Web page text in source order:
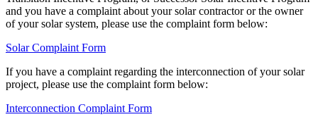
and you have a complaint about your solar contractor or the owner
of your solar system, please use the complaint form below:​​​​‌ ‍ ​‍​‍‌‍ ‌ ​‍‌‍‍‌‌‍‌ ‌‍‍‌‌‍ ‍​‍​‍​ ‍‍​‍​‍‌ ​ ‌‍​‌‌‍ ‍‌‍‍‌‌ ‌​‌ ‍‌​‍ ‍‌‍‍‌‌‍ ​‍​‍​‍ ​​‍​‍‌‍‍​‌ ​‍‌‍‌‌‌‍‌‍​‍​‍​ ‍‍​‍​‍‌‍‍​‌ ‌​‌ ‌​‌ ​​​ ‍‍​‍ ​‍ ‌‍ ​‌‍ ‌‍​ ‌‍​‌‌‍ ​‌‍‍​‌‍ ‌ ​ ‌ ‌​​ ‍‍​ ​ ​ ​ ​ ​ ​ ​ ​‍ ‌‍‍‌‌‍ ‍‌ ‌​‌‍‌‌‌‍ ‍‌ ‌​​‍ ‌‍‌‌‌‍‌​‌‍‍‌‌ ‌​​‍ ‌‍ ‌‌‍ ‌‍‌​‌‍‌‌​ ‌‌ ​​‌ ​‍‌‍‌‌‌ ​ ‌‍‌‌‌‍ ‍‌ ‌​‌‍​‌‌ ‌​‌‍‍‌‌‍ ‌‍ ‍​ ‍ ‌‍‍‌‌‍‌​​ ‌‌‍​‍‌‍​‌‌‍​‍‌‍‌‍​ ‌‍‌‍‌‍‌‍​ ​ ‌​​‍ ‌‌‍‌​‌‍​‌‌‍​‍​ ​‌​‍ ‌​ ‌​‌‍‌‌‌‍‌‌‌‍​ ​‍ ‌​ ‍‌​ ‍‌‌‍​‍​ ​​​‍ ‌​ ​​‌‍​‍​ ​ ​ ‌‍‌‍‌​‌‍​‍​ ‌ ​ ‌ ​ ​ ​ ​​​ ‍‌​ ​ ​ ‍ ‌ ‌​‌ ‍‌‌ ​​‌‍‌‌​ ‌‌‍‍​‌‍‌‌‌‍ ​‌ ​​‌‌‌​‌‍ ‌ ​​‌‍‍‌‌‍​ ​ ‍ ‌ ​​‌‍​‌‌ ‌​‌‍‍​​ ‌‌‍​ ‌‍ ‌‍ ‍‌ ‌​‌‍‌‌‌‍ ‍‌ ‌​​‍‌‌​ ‌‌‌​​‍‌‌ ‌‍‍ ‌‍‌‌‌ ‍‌​‍‌‌​ ​ ‌​‌​​‍‌‌​ ​ ‌​‌​​‍‌‌​ ​‍​ ​‍​ ​ ​ ‌​‌‍​ ​ ​‍​ ‌​‌‍‌‍‌‍​ ‌‍​ ​ ‌‌​ ‍‌​ ​‌‌‍​‍​‍‌‌​ ​‍​ ​‍​‍‌‌​ ‌‌‌​‌​​‍ ‍‌‍​ ‌‍‍​‌‍‍‌‌‍ ​‌‍‌​‌ ​‍‌‍‌‌‌‍ ‍​‍‌‌​ ‌‌‌​​‍‌‌ ‌‍‍ ‌‍‌‌‌ ‍‌​‍‌‌​ ​ ‌​‌​​‍‌‌​ ​ ‌​‌​​‍‌‌​ ​‍​ ​‍‌‍​‌‌‍‌‍‌‍​‍‌‍‌​​ ‍​‌‍​‍​ ‍‌​ ‌ ​ ‍​​ ​​​ ​‌​ ‌​​‍‌‌​ ​‍​ ​‍​‍‌‌​ ‌‌‌​‌​​‍ ‍‌ ‌​‌‍‌‌‌ ‍​‌ ‌​​ ‌‍​‍‌‍​‌‌ ​ ‌‍‌‌‌‌‌‌‌ ​‍‌‍ ​​ ‌‌‍‍​‌ ‌​‌ ‌​‌ ​​​‍‌‌​ ​ ‌​​‌​‍‌‌​ ​‍‌​‌‍​‍‌‌​ ​‍‌​‌‍‌‍ ​‌‍ ‌‍​ ‌‍​‌‌‍ ​‌‍‍​‌‍ ‌ ​ ‌ ‌​​‍‌‌​ ​ ‌​​‌​ ​ ​ ​ ​ ​ ​ ​ ​‍‌‍‌‍‍‌‌‍‌​​ ‌‌‍​‍‌‍​‌‌‍​‍‌‍‌‍​ ‌‍‌‍‌‍‌‍​ ​ ‌​​‍ ‌‌‍‌​‌‍​‌‌‍​‍​ ​‌​‍ ‌​ ‌​‌‍‌‌‌‍‌‌‌‍​ ​‍ ‌​ ‍‌​ ‍‌‌‍​‍​ ​​​‍ ‌​ ​​‌‍​‍​ ​ ​ ‌‍‌‍‌​‌‍​‍​ ‌ ​ ‌ ​ ​ ​ ​​​ ‍‌​ ​ ​‍‌‍‌ ‌​‌ ‍‌‌ ​​‌‍‌‌​ ‌‌‍‍​‌‍‌‌‌‍ ​‌ ​​‌‌‌​‌‍ ‌ ​​‌‍‍‌‌‍​ ​‍‌‍‌ ​​‌‍​‌‌ ‌​‌‍‍​​ ‌‌‍​ ‌‍ ‌‍ ‍‌ ‌​‌‍‌‌‌‍ ‍‌ ‌​​‍‌‌​ ‌‌‌​​‍‌‌ ‌‍‍ ‌‍‌‌‌ ‍‌​‍‌‌​ ​ ‌​‌​​‍‌‌​ ​ ‌​‌​​‍‌‌​ ​‍​ ​‍​ ​ ​ ‌​‌‍​ ​ ​‍​ ‌​‌‍‌‍‌‍​ ‌‍​ ​ ‌‌​ ‍‌​ ​‌‌‍​‍​‍‌‌​ ​‍​ ​‍​‍‌‌​ ‌‌‌​‌​​‍ ‍‌‍​ ‌‍‍​‌‍‍‌‌‍ ​‌‍‌​‌ ​‍‌‍‌‌‌‍ ‍​‍‌‌​ ‌‌‌​​‍‌‌ ‌‍‍ ‌‍‌‌‌ ‍‌​‍‌‌​ ​ ‌​‌​​‍‌‌​ ​ ‌​‌​​‍‌‌​ ​‍​ ​‍‌‍​‌‌‍‌‍‌‍​‍‌‍‌​​ ‍​‌‍​‍​ ‍‌​ ‌ ​ ‍​​ ​​​ ​‌​ ‌​​‍‌‌​ ​‍​ ​‍​‍‌‌​ ‌‌‌​‌​​‍ ‍‌ ‌​‌‍‌‌‌ ‍​‌ ‌​​‍‌‍‌ ​​‌‍‌‌‌ ​‍‌ ​ ‌ ​​‌‍‌‌‌‍​ ‌ ‌​‌‍‍‌‌ ‌‍‌‍‌‌​ ‌‌ ​​‌ ‌‌‌‍​‍‌‍ ​‌‍‍‌‌ ​ ‌‍‍​‌‍‌‌‌‍‌​​‍​‍‌ ‌
Solar Complaint Form​​​​‌ ‍ ​‍​‍‌‍ ‌ ​‍‌‍‍‌‌‍‌ ‌‍‍‌‌‍ ‍​‍​‍​ ‍‍​‍​‍‌ ​ ‌‍​‌‌‍ ‍‌‍‍‌‌ ‌​‌ ‍‌​‍ ‍‌‍‍‌‌‍ ​‍​‍​‍ ​​‍​‍‌‍‍​‌ ​‍‌‍‌‌‌‍‌‍​‍​‍​ ‍‍​‍​‍‌‍‍​‌ ‌​‌ ‌​‌ ​​​ ‍‍​‍ ​‍ ‌‍ ​‌‍ ‌‍​ ‌‍​‌‌‍ ​‌‍‍​‌‍ ‌ ​ ‌ ‌​​ ‍‍​ ​ ​ ​ ​ ​ ​ ​ ​‍ ‌‍‍‌‌‍ ‍‌ ‌​‌‍‌‌‌‍ ‍‌ ‌​​‍ ‌‍‌‌‌‍‌​‌‍‍‌‌ ‌​​‍ ‌‍ ‌‌‍ ‌‍‌​‌‍‌‌​ ‌‌ ​​‌ ​‍‌‍‌‌‌ ​ ‌‍‌‌‌‍ ‍‌ ‌​‌‍​‌‌ ‌​‌‍‍‌‌‍ ‌‍ ‍​ ‍ ‌‍‍‌‌‍‌​​ ‌‌‍​‍‌‍​‌‌‍​‍‌‍‌‍​ ‌‍‌‍‌‍‌‍​ ​ ‌​​‍ ‌‌‍‌​‌‍​‌‌‍​‍​ ​‌​‍ ‌​ ‌​‌‍‌‌‌‍‌‌‌‍​ ​‍ ‌​ ‍‌​ ‍‌‌‍​‍​ ​​​‍ ‌​ ​​‌‍​‍​ ​ ​ ‌‍‌‍‌​‌‍​‍​ ‌ ​ ‌ ​ ​ ​ ​​​ ‍‌​ ​ ​ ‍ ‌ ‌​‌ ‍‌‌ ​​‌‍‌‌​ ‌‌‍‍​‌‍‌‌‌‍ ​‌ ​​‌‌‌​‌‍ ‌ ​​‌‍‍‌‌‍​ ​ ‍ ‌ ​​‌‍​‌‌ ‌​‌‍‍​​ ‌‌‍​ ‌‍ ‌‍ ‍‌ ‌​‌‍‌‌‌‍ ‍‌ ‌​​‍‌‌​ ‌‌‌​​‍‌‌ ‌‍‍ ‌‍‌‌‌ ‍‌​‍‌‌​ ​ ‌​‌​​‍‌‌​ ​ ‌​‌​​‍‌‌​ ​‍​ ​‍​ ‌‍​ ​‌​ ‌‌​ ‌ ​ ‍​‌‍​‌​ ‌ ​ ​​‌‍‌‌‌‍​‍​ ​​‌‍​‍​‍‌‌​ ​‍​ ​‍​‍‌‌​ ‌‌‌​‌​​‍ ‍‌ ‌​‌‍‌‌‌ ‍​‌ ‌​​ ‌‍​‍‌‍​‌‌ ​ ‌‍‌‌‌‌‌‌‌ ​‍‌‍ ​​ ‌‌‍‍​‌ ‌​‌ ‌​‌ ​​​‍‌‌​ ​ ‌​​‌​‍‌‌​ ​‍‌​‌‍​‍‌‌​ ​‍‌​‌‍‌‍ ​‌‍ ‌‍​ ‌‍​‌‌‍ ​‌‍‍​‌‍ ‌ ​ ‌ ‌​​‍‌‌​ ​ ‌​​‌​ ​ ​ ​ ​ ​ ​ ​ ​‍‌‍‌‍‍‌‌‍‌​​ ‌‌‍​‍‌‍​‌‌‍​‍‌‍‌‍​ ‌‍‌‍‌‍‌‍​ ​ ‌​​‍ ‌‌‍‌​‌‍​‌‌‍​‍​ ​‌​‍ ‌​ ‌​‌‍‌‌‌‍‌‌‌‍​ ​‍ ‌​ ‍‌​ ‍‌‌‍​‍​ ​​​‍ ‌​ ​​‌‍​‍​ ​ ​ ‌‍‌‍‌​‌‍​‍​ ‌ ​ ‌ ​ ​ ​ ​​​ ‍‌​ ​ ​‍‌‍‌ ‌​‌ ‍‌‌ ​​‌‍‌‌​ ‌‌‍‍​‌‍‌‌‌‍ ​‌ ​​‌‌‌​‌‍ ‌ ​​‌‍‍‌‌‍​ ​‍‌‍‌ ​​‌‍​‌‌ ‌​‌‍‍​​ ‌‌‍​ ‌‍ ‌‍ ‍‌ ‌​‌‍‌‌‌‍ ‍‌ ‌​​‍‌‌​ ‌‌‌​​‍‌‌ ‌‍‍ ‌‍‌‌‌ ‍‌​‍‌‌​ ​ ‌​‌​​‍‌‌​ ​ ‌​‌​​‍‌‌​ ​‍​ ​‍​ ‌‍​ ​‌​ ‌‌​ ‌ ​ ‍​‌‍​‌​ ‌ ​ ​​‌‍‌‌‌‍​‍​ ​​‌‍​‍​‍‌‌​ ​‍​ ​‍​‍‌‌​ ‌‌‌​‌​​‍ ‍‌ ‌​‌‍‌‌‌ ‍​‌ ‌​​‍‌‍‌ ​​‌‍‌‌‌ ​‍‌ ​ ‌ ​​‌‍‌‌‌‍​ ‌ ‌​‌‍‍‌‌ ‌‍‌‍‌‌​ ‌‌ ​​‌ ‌‌‌‍​‍‌‍ ​‌‍‍‌‌ ​ ‌‍‍​‌‍‌‌‌‍‌​​‍​‍‌ ‌
If you have a complaint regarding the interconnection of your solar
project, please use the complaint form below:​​​​‌ ‍ ​‍​‍‌‍ ‌ ​‍‌‍‍‌‌‍‌ ‌‍‍‌‌‍ ‍​‍​‍​ ‍‍​‍​‍‌ ​ ‌‍​‌‌‍ ‍‌‍‍‌‌ ‌​‌ ‍‌​‍ ‍‌‍‍‌‌‍ ​‍​‍​‍ ​​‍​‍‌‍‍​‌ ​‍‌‍‌‌‌‍‌‍​‍​‍​ ‍‍​‍​‍‌‍‍​‌ ‌​‌ ‌​‌ ​​​ ‍‍​‍ ​‍ ‌‍ ​‌‍ ‌‍​ ‌‍​‌‌‍ ​‌‍‍​‌‍ ‌ ​ ‌ ‌​​ ‍‍​ ​ ​ ​ ​ ​ ​ ​ ​‍ ‌‍‍‌‌‍ ‍‌ ‌​‌‍‌‌‌‍ ‍‌ ‌​​‍ ‌‍‌‌‌‍‌​‌‍‍‌‌ ‌​​‍ ‌‍ ‌‌‍ ‌‍‌​‌‍‌‌​ ‌‌ ​​‌ ​‍‌‍‌‌‌ ​ ‌‍‌‌‌‍ ‍‌ ‌​‌‍​‌‌ ‌​‌‍‍‌‌‍ ‌‍ ‍​ ‍ ‌‍‍‌‌‍‌​​ ‌‌‍​‍‌‍​‌‌‍​‍‌‍‌‍​ ‌‍‌‍‌‍‌‍​ ​ ‌​​‍ ‌‌‍‌​‌‍​‌‌‍​‍​ ​‌​‍ ‌​ ‌​‌‍‌‌‌‍‌‌‌‍​ ​‍ ‌​ ‍‌​ ‍‌‌‍​‍​ ​​​‍ ‌​ ​​‌‍​‍​ ​ ​ ‌‍‌‍‌​‌‍​‍​ ‌ ​ ‌ ​ ​ ​ ​​​ ‍‌​ ​ ​ ‍ ‌ ‌​‌ ‍‌‌ ​​‌‍‌‌​ ‌‌‍‍​‌‍‌‌‌‍ ​‌ ​​‌‌‌​‌‍ ‌ ​​‌‍‍‌‌‍​ ​ ‍ ‌ ​​‌‍​‌‌ ‌​‌‍‍​​ ‌‌‍​ ‌‍ ‌‍ ‍‌ ‌​‌‍‌‌‌‍ ‍‌ ‌​​‍‌‌​ ‌‌‌​​‍‌‌ ‌‍‍ ‌‍‌‌‌ ‍‌​‍‌‌​ ​ ‌​‌​​‍‌‌​ ​ ‌​‌​​‍‌‌​ ​‍​ ​‍‌‍​‍‌‍‌‍‌‍‌‌​ ​‍‌‍​ ​ ‌‍‌‍​‍​ ‍​​ ‌‌​ ‌‍‌‍​ ‌‍​‌​‍‌‌​ ​‍​ ​‍​‍‌‌​ ‌‌‌​‌​​‍ ‍‌‍​ ‌‍‍​‌‍‍‌‌‍ ​‌‍‌​‌ ​‍‌‍‌‌‌‍ ‍​‍‌‌​ ‌‌‌​​‍‌‌ ‌‍‍ ‌‍‌‌‌ ‍‌​‍‌‌​ ​ ‌​‌​​‍‌‌​ ​ ‌​‌​​‍‌‌​ ​‍​ ​‍​ ‌ ​ ‌‌​ ​ ​ ​​‌‍​ ‌‍​‌‌‍​ ‌‍​‍​ ​​​ ​‌​ ‍​​ ‌‌​‍‌‌​ ​‍​ ​‍​‍‌‌​ ‌‌‌​‌​​‍ ‍‌ ‌​‌‍‌‌‌ ‍​‌ ‌​​ ‌‍​‍‌‍​‌‌ ​ ‌‍‌‌‌‌‌‌‌ ​‍‌‍ ​​ ‌‌‍‍​‌ ‌​‌ ‌​‌ ​​​‍‌‌​ ​ ‌​​‌​‍‌‌​ ​‍‌​‌‍​‍‌‌​ ​‍‌​‌‍‌‍ ​‌‍ ‌‍​ ‌‍​‌‌‍ ​‌‍‍​‌‍ ‌ ​ ‌ ‌​​‍‌‌​ ​ ‌​​‌​ ​ ​ ​ ​ ​ ​ ​ ​‍‌‍‌‍‍‌‌‍‌​​ ‌‌‍​‍‌‍​‌‌‍​‍‌‍‌‍​ ‌‍‌‍‌‍‌‍​ ​ ‌​​‍ ‌‌‍‌​‌‍​‌‌‍​‍​ ​‌​‍ ‌​ ‌​‌‍‌‌‌‍‌‌‌‍​ ​‍ ‌​ ‍‌​ ‍‌‌‍​‍​ ​​​‍ ‌​ ​​‌‍​‍​ ​ ​ ‌‍‌‍‌​‌‍​‍​ ‌ ​ ‌ ​ ​ ​ ​​​ ‍‌​ ​ ​‍‌‍‌ ‌​‌ ‍‌‌ ​​‌‍‌‌​ ‌‌‍‍​‌‍‌‌‌‍ ​‌ ​​‌‌‌​‌‍ ‌ ​​‌‍‍‌‌‍​ ​‍‌‍‌ ​​‌‍​‌‌ ‌​‌‍‍​​ ‌‌‍​ ‌‍ ‌‍ ‍‌ ‌​‌‍‌‌‌‍ ‍‌ ‌​​‍‌‌​ ‌‌‌​​‍‌‌ ‌‍‍ ‌‍‌‌‌ ‍‌​‍‌‌​ ​ ‌​‌​​‍‌‌​ ​ ‌​‌​​‍‌‌​ ​‍​ ​‍‌‍​‍‌‍‌‍‌‍‌‌​ ​‍‌‍​ ​ ‌‍‌‍​‍​ ‍​​ ‌‌​ ‌‍‌‍​ ‌‍​‌​‍‌‌​ ​‍​ ​‍​‍‌‌​ ‌‌‌​‌​​‍ ‍‌‍​ ‌‍‍​‌‍‍‌‌‍ ​‌‍‌​‌ ​‍‌‍‌‌‌‍ ‍​‍‌‌​ ‌‌‌​​‍‌‌ ‌‍‍ ‌‍‌‌‌ ‍‌​‍‌‌​ ​ ‌​‌​​‍‌‌​ ​ ‌​‌​​‍‌‌​ ​‍​ ​‍​ ‌ ​ ‌‌​ ​ ​ ​​‌‍​ ‌‍​‌‌‍​ ‌‍​‍​ ​​​ ​‌​ ‍​​ ‌‌​‍‌‌​ ​‍​ ​‍​‍‌‌​ ‌‌‌​‌​​‍ ‍‌ ‌​‌‍‌‌‌ ‍​‌ ‌​​‍‌‍‌ ​​‌‍‌‌‌ ​‍‌ ​ ‌ ​​‌‍‌‌‌‍​ ‌ ‌​‌‍‍‌‌ ‌‍‌‍‌‌​ ‌‌ ​​‌ ‌‌‌‍​‍‌‍ ​‌‍‍‌‌ ​ ‌‍‍​‌‍‌‌‌‍‌​​‍​‍‌ ‌
Interconnection Complaint Form​​​​‌ ‍ ​‍​‍‌‍ ‌ ​‍‌‍‍‌‌‍‌ ‌‍‍‌‌‍ ‍​‍​‍​ ‍‍​‍​‍‌ ​ ‌‍​‌‌‍ ‍‌‍‍‌‌ ‌​‌ ‍‌​‍ ‍‌‍‍‌‌‍ ​‍​‍​‍ ​​‍​‍‌‍‍​‌ ​‍‌‍‌‌‌‍‌‍​‍​‍​ ‍‍​‍​‍‌‍‍​‌ ‌​‌ ‌​‌ ​​​ ‍‍​‍ ​‍ ‌‍ ​‌‍ ‌‍​ ‌‍​‌‌‍ ​‌‍‍​‌‍ ‌ ​ ‌ ‌​​ ‍‍​ ​ ​ ​ ​ ​ ​ ​ ​‍ ‌‍‍‌‌‍ ‍‌ ‌​‌‍‌‌‌‍ ‍‌ ‌​​‍ ‌‍‌‌‌‍‌​‌‍‍‌‌ ‌​​‍ ‌‍ ‌‌‍ ‌‍‌​‌‍‌‌​ ‌‌ ​​‌ ​‍‌‍‌‌‌ ​ ‌‍‌‌‌‍ ‍‌ ‌​‌‍​‌‌ ‌​‌‍‍‌‌‍ ‌‍ ‍​ ‍ ‌‍‍‌‌‍‌​​ ‌‌‍​‍‌‍​‌‌‍​‍‌‍‌‍​ ‌‍‌‍‌‍‌‍​ ​ ‌​​‍ ‌‌‍‌​‌‍​‌‌‍​‍​ ​‌​‍ ‌​ ‌​‌‍‌‌‌‍‌‌‌‍​ ​‍ ‌​ ‍‌​ ‍‌‌‍​‍​ ​​​‍ ‌​ ​​‌‍​‍​ ​ ​ ‌‍‌‍‌​‌‍​‍​ ‌ ​ ‌ ​ ​ ​ ​​​ ‍‌​ ​ ​ ‍ ‌ ‌​‌ ‍‌‌ ​​‌‍‌‌​ ‌‌‍‍​‌‍‌‌‌‍ ​‌ ​​‌‌‌​‌‍ ‌ ​​‌‍‍‌‌‍​ ​ ‍ ‌ ​​‌‍​‌‌ ‌​‌‍‍​​ ‌‌‍​ ‌‍ ‌‍ ‍‌ ‌​‌‍‌‌‌‍ ‍‌ ‌​​‍‌‌​ ‌‌‌​​‍‌‌ ‌‍‍ ‌‍‌‌‌ ‍‌​‍‌‌​ ​ ‌​‌​​‍‌‌​ ​ ‌​‌​​‍‌‌​ ​‍​ ​‍​ ‍‌‌‍‌‌​ ‌‍​ ‌​​ ‍​‌‍​‌​ ​‍​ ​‍​ ‍​‌‍‌‌​ ​​​ ​‌​‍‌‌​ ​‍​ ​‍​‍‌‌​ ‌‌‌​‌​​‍ ‍‌ ‌​‌‍‌‌‌ ‍​‌ ‌​​ ‌‍​‍‌‍​‌‌ ​ ‌‍‌‌‌‌‌‌‌ ​‍‌‍ ​​ ‌‌‍‍​‌ ‌​‌ ‌​‌ ​​​‍‌‌​ ​ ‌​​‌​‍‌‌​ ​‍‌​‌‍​‍‌‌​ ​‍‌​‌‍‌‍ ​‌‍ ‌‍​ ‌‍​‌‌‍ ​‌‍‍​‌‍ ‌ ​ ‌ ‌​​‍‌‌​ ​ ‌​​‌​ ​ ​ ​ ​ ​ ​ ​ ​‍‌‍‌‍‍‌‌‍‌​​ ‌‌‍​‍‌‍​‌‌‍​‍‌‍‌‍​ ‌‍‌‍‌‍‌‍​ ​ ‌​​‍ ‌‌‍‌​‌‍​‌‌‍​‍​ ​‌​‍ ‌​ ‌​‌‍‌‌‌‍‌‌‌‍​ ​‍ ‌​ ‍‌​ ‍‌‌‍​‍​ ​​​‍ ‌​ ​​‌‍​‍​ ​ ​ ‌‍‌‍‌​‌‍​‍​ ‌ ​ ‌ ​ ​ ​ ​​​ ‍‌​ ​ ​‍‌‍‌ ‌​‌ ‍‌‌ ​​‌‍‌‌​ ‌‌‍‍​‌‍‌‌‌‍ ​‌ ​​‌‌‌​‌‍ ‌ ​​‌‍‍‌‌‍​ ​‍‌‍‌ ​​‌‍​‌‌ ‌​‌‍‍​​ ‌‌‍​ ‌‍ ‌‍ ‍‌ ‌​‌‍‌‌‌‍ ‍‌ ‌​​‍‌‌​ ‌‌‌​​‍‌‌ ‌‍‍ ‌‍‌‌‌ ‍‌​‍‌‌​ ​ ‌​‌​​‍‌‌​ ​ ‌​‌​​‍‌‌​ ​‍​ ​‍​ ‍‌‌‍‌‌​ ‌‍​ ‌​​ ‍​‌‍​‌​ ​‍​ ​‍​ ‍​‌‍‌‌​ ​​​ ​‌​‍‌‌​ ​‍​ ​‍​‍‌‌​ ‌‌‌​‌​​‍ ‍‌ ‌​‌‍‌‌‌ ‍​‌ ‌​​‍‌‍‌ ​​‌‍‌‌‌ ​‍‌ ​ ‌ ​​‌‍‌‌‌‍​ ‌ ‌​‌‍‍‌‌ ‌‍‌‍‌‌​ ‌‌ ​​‌ ‌‌‌‍​‍‌‍ ​‌‍‍‌‌ ​ ‌‍‍​‌‍‌‌‌‍‌​​‍​‍‌ ‌